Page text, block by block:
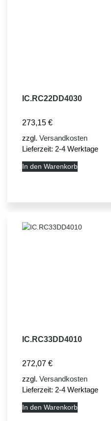
IC.RC22DD4030
273,15 €
zzgl. Versandkosten
Lieferzeit: 2-4 Werktage
In den Warenkorb
IC.RC33DD4010
272,07 €
zzgl. Versandkosten
Lieferzeit: 2-4 Werktage
In den Warenkorb